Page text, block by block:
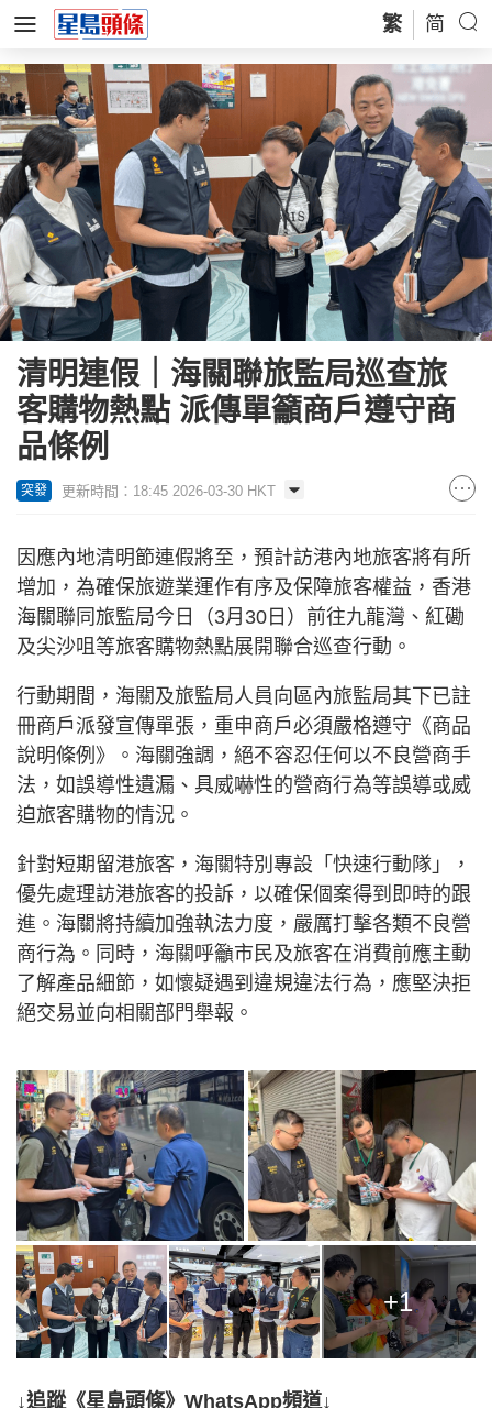
繁 简
清明連假｜海關聯旅監局巡查旅
客購物熱點 派傳單籲商戶遵守商
品條例
突發 更新時間：18:45 2026-03-30 HKT
因應內地清明節連假將至，預計訪港內地旅客將有所
增加，為確保旅遊業運作有序及保障旅客權益，香港
海關聯同旅監局今日（3月30日）前往九龍灣、紅磡
及尖沙咀等旅客購物熱點展開聯合巡查行動。
行動期間，海關及旅監局人員向區內旅監局其下已註
冊商戶派發宣傳單張，重申商戶必須嚴格遵守《商品
說明條例》。海關強調，絕不容忍任何以不良營商手
法，如誤導性遺漏、具威嚇性的營商行為等誤導或威
迫旅客購物的情況。
針對短期留港旅客，海關特別專設「快速行動隊」，
優先處理訪港旅客的投訴，以確保個案得到即時的跟
進。海關將持續加強執法力度，嚴厲打擊各類不良營
商行為。同時，海關呼籲市民及旅客在消費前應主動
了解產品細節，如懷疑遇到違規違法行為，應堅決拒
絕交易並向相關部門舉報。
+1
↓追蹤《星島頭條》WhatsApp頻道↓